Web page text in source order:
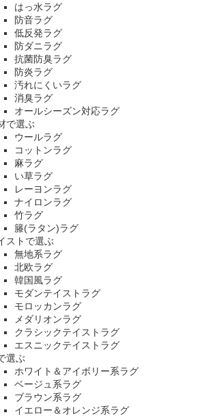
はっ水ラグ
防音ラグ
低反発ラグ
防ダニラグ
抗菌防臭ラグ
防炎ラグ
汚れにくいラグ
消臭ラグ
オールシーズン対応ラグ
で選ぶ
ウールラグ
コットンラグ
麻ラグ
い草ラグ
レーヨンラグ
ナイロンラグ
竹ラグ
籐(ラタン)ラグ
ストで選ぶ
無地系ラグ
北欧ラグ
韓国風ラグ
モダンテイストラグ
モロッカンラグ
メダリオンラグ
クラシックテイストラグ
エスニックテイストラグ
選ぶ
ホワイト＆アイボリー系ラグ
ベージュ系ラグ
ブラウン系ラグ
イエロー＆オレンジ系ラグ